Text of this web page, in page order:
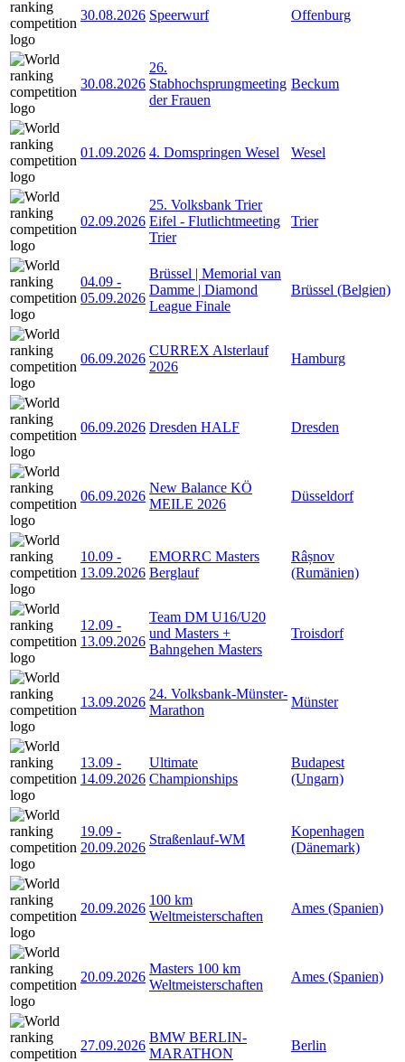
30.08.2026 Speerwurf Offenburg
30.08.2026
26.
Stabhochsprungmeeting
der Frauen
Beckum
01.09.2026 4. Domspringen Wesel Wesel
02.09.2026
25. Volksbank Trier
Eifel - Flutlichtmeeting
Trier
Trier
04.09 -
05.09.2026
Brüssel | Memorial van
Damme | Diamond
League Finale
Brüssel (Belgien)
06.09.2026
CURREX Alsterlauf
2026
Hamburg
06.09.2026 Dresden HALF Dresden
06.09.2026
New Balance KÖ
MEILE 2026
Düsseldorf
10.09 -
13.09.2026
EMORRC Masters
Berglauf
Râșnov
(Rumänien)
12.09 -
13.09.2026
Team DM U16/U20
und Masters +
Bahngehen Masters
Troisdorf
13.09.2026
24. Volksbank-Münster-
Marathon
Münster
13.09 -
14.09.2026
Ultimate
Championships
Budapest
(Ungarn)
19.09 -
20.09.2026
Straßenlauf-WM
Kopenhagen
(Dänemark)
20.09.2026
100 km
Weltmeisterschaften
Ames (Spanien)
20.09.2026
Masters 100 km
Weltmeisterschaften
Ames (Spanien)
27.09.2026
BMW BERLIN-
MARATHON
Berlin